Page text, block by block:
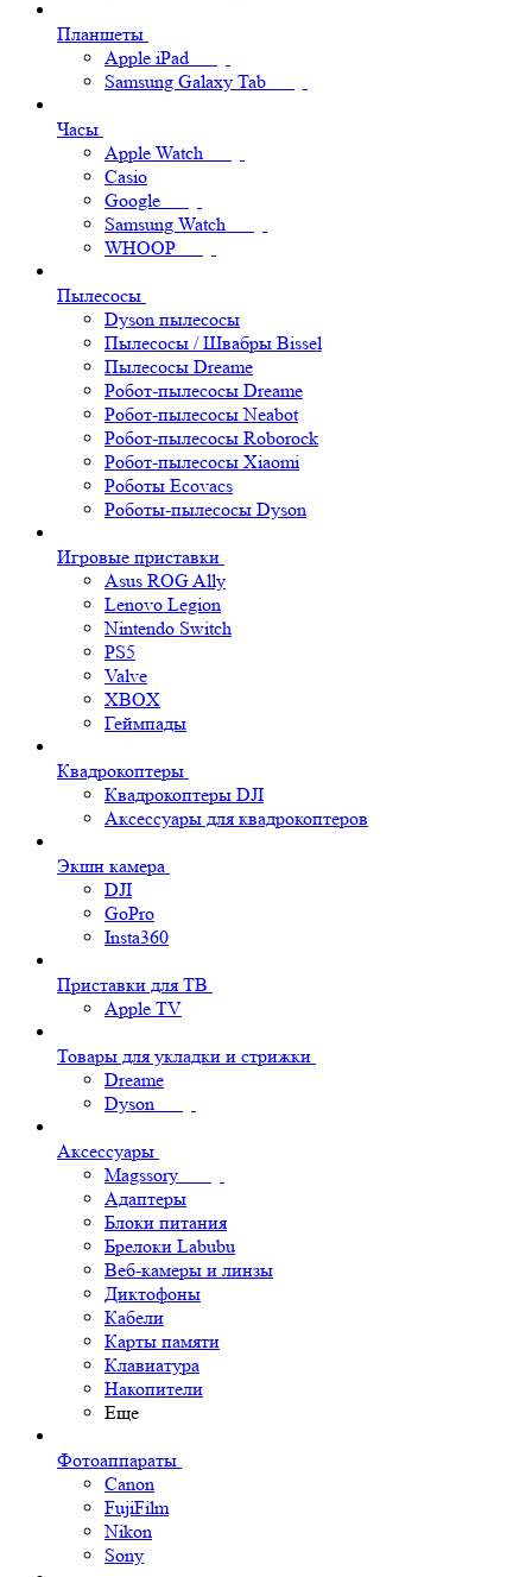
Планшеты
Apple iPad
Samsung Galaxy Tab
Часы
Apple Watch
Casio
Google
Samsung Watch
WHOOP
Пылесосы
Dyson пылесосы
Пылесосы / Швабры Bissel
Пылесосы Dreame
Робот-пылесосы Dreame
Робот-пылесосы Neabot
Робот-пылесосы Roborock
Робот-пылесосы Xiaomi
Роботы Ecovacs
Роботы-пылесосы Dyson
Игровые приставки
Asus ROG Ally
Lenovo Legion
Nintendo Switch
PS5
Valve
XBOX
Геймпады
Квадрокоптеры
Квадрокоптеры DJI
Аксессуары для квадрокоптеров
Экшн камера
DJI
GoPro
Insta360
Приставки для ТВ
Apple TV
Товары для укладки и стрижки
Dreame
Dyson
Аксессуары
Magssory
Адаптеры
Блоки питания
Брелоки Labubu
Веб-камеры и линзы
Диктофоны
Кабели
Карты памяти
Клавиатура
Накопители
Еще
Фотоаппараты
Canon
FujiFilm
Nikon
Sony